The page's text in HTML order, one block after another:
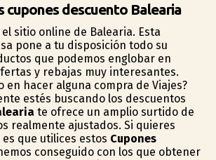
cupones descuento Balearia
sitio online de Balearia. Esta
pone a tu disposición todo su
que podemos englobar en
y rebajas muy interesantes.
en hacer alguna compra de Viajes?
estés buscando los descuentos
te ofrece un amplio surtido de
realmente ajustados. Si quieres
que utilices estos Cupones
conseguido con los que obtener